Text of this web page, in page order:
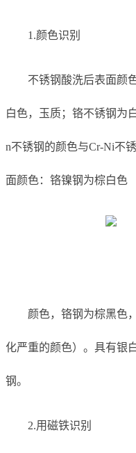
1.颜色识别
不锈钢酸洗后表面颜
白色，玉质；铬不锈钢为
n不锈钢的颜色与Cr-Ni不
面颜色：铬镍钢为棕白色
颜色，铬钢为棕黑色
化严重的颜色）。具有银
钢。
2.用磁铁识别